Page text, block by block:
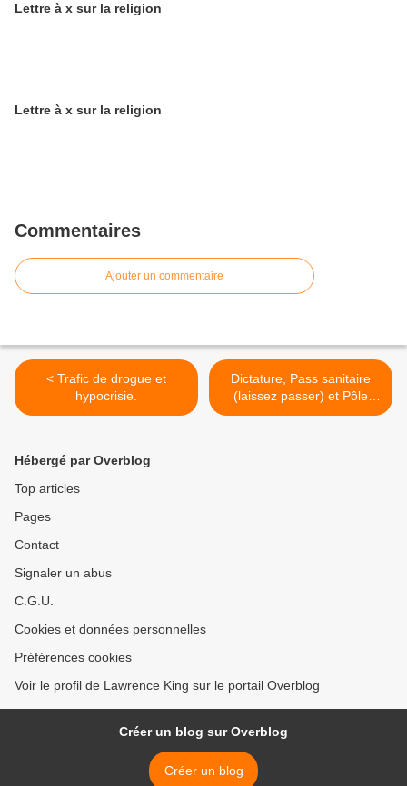
Lettre à x sur la religion
Lettre à x sur la religion
Commentaires
Ajouter un commentaire
< Trafic de drogue et
hypocrisie.
Dictature, Pass sanitaire
(laissez passer) et Pôle
Emploi >
Hébergé par Overblog
Top articles
Pages
Contact
Signaler un abus
C.G.U.
Cookies et données personnelles
Préférences cookies
Voir le profil de Lawrence King sur le portail Overblog
Créer un blog sur Overblog
Créer un blog